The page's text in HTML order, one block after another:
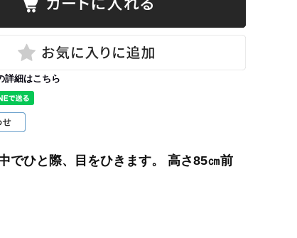
詳細はこちら
でひと際、目をひきます。 高さ85㎝前